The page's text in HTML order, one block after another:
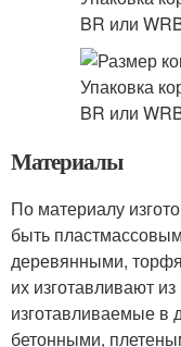
Материалы
По материалу
быть
деревянными,
их изготавливают
изготавливаемые
бетонными,